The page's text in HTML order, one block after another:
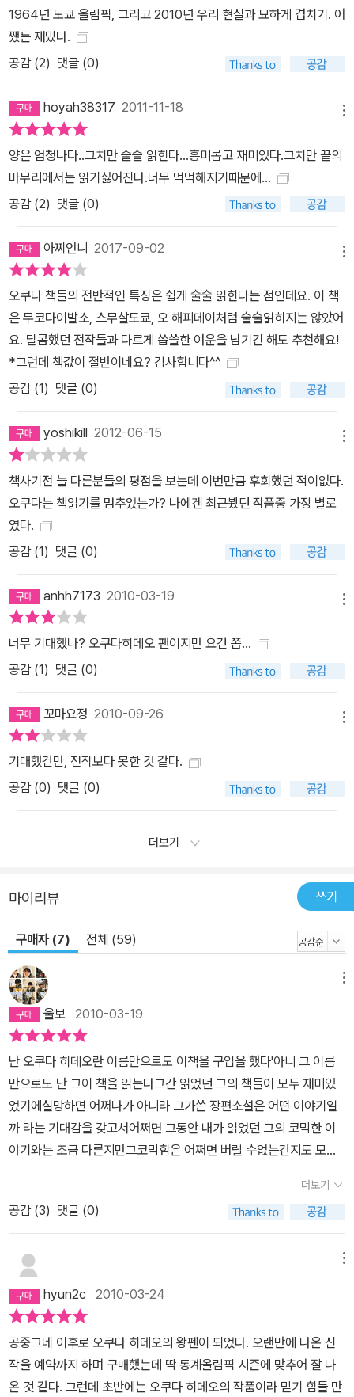
리고 싶었습니다.”(오쿠다 히데오) 외면적으로는 밝고 활기차며, 엄
청난 번영을 이뤄가는 도쿄가 있지만, 그 뒤쪽으로 갖은 고생을 하면
서도 아무런 혜택을 받지 못하는 가난한 시골이 있다. 애초 작가는 이
를 숙명적으로 양면에 교묘하게 거쳐진 인생을 살아가는 도쿄대생을
주인공으로 삼아 자연스럽게 전달한다. 그리고 범죄 서스펜스의 모양
새를 취하고 있으나, 그 이면에서 개인의 고독과 사회의 불평등과 부
조리 등 작가의 묵직한 메시지를 담아내는 소설로 완성시켰다. 이는
은 공감을 얻을 수 있을 것으로 보인다. 뿐만 아니라, 시마자키가 개탄
쳐지면서 젊은 독자에게도 크게 어필할 수 있을 것으로 보인다. 훌륭
한 범죄소설 혹은 서스펜스의 증거라고 한다면, 어느새 범인의 입장
으로 작품을 읽게 되는 독자들이라 할 수 있겠다. 《올림픽의 몸값》에
는 명백한 연쇄방화범이자 테러리스트가 등장한다. 하지만 이야기를
창조하고 구성하는 작가 오쿠다 히데오의 역량은 읽는 이로 하여금
서서히 범인의 편에 서게 하는 힘을 발휘한다. 인간적인 범죄자, 사회
에 대한 메시지 등을 엔터테인먼트적으로 풀어낸 《올림픽의 몸값》은
마쓰모토 세이초의 걸작 범죄소설 《모래 그릇》을 이을 만한 작품이라
고 해도 좋다.
1964년 도쿄 올림픽, 그리고 2010년 우리 현실과 묘하게 겹치기. 어
쨌든 재밌다.
공감 (2) 댓글 (0)
hoyah38317 2011-11-18
양은 엄청나다..그치만 술술 읽힌다...흥미롭고 재미있다.그치만 끝의
마무리에서는 읽기싫어진다.너무 먹먹해지기때문에...
공감 (2) 댓글 (0)
아찌언니 2017-09-02
오쿠다 책들의 전반적인 특징은 쉽게 술술 읽힌다는 점인데요. 이 책
은 무코다이발소, 스무살도쿄, 오 해피데이처럼 술술읽히지는 않았어
요. 달콤했던 전작들과 다르게 씁쓸한 여운을 남기긴 해도 추천해요!
*그런데 책값이 절반이네요? 감사합니다^^
공감 (1) 댓글 (0)
yoshikill 2012-06-15
책사기전 늘 다른분들의 평점을 보는데 이번만큼 후회했던 적이없다.
오쿠다는 책읽기를 멈추었는가? 나에겐 최근봤던 작품중 가장 별로
였다.
공감 (1) 댓글 (0)
anhh7173 2010-03-19
너무 기대했나? 오쿠다히데오 팬이지만 요건 쫌...
공감 (1) 댓글 (0)
꼬마요정 2010-09-26
기대했건만, 전작보다 못한 것 같다.
공감 (0) 댓글 (0)
더보기
마이리뷰 쓰기
구매자 (7) 전체 (59)
울보 2010-03-19
난 오쿠다 히데오란 이름만으로도 이책을 구입을 했다'아니 그 이름
만으로도 난 그이 책을 읽는다그간 읽었던 그의 책들이 모두 재미있
었기에실망하면 어쩌나가 아니라 그가쓴 장편소설은 어떤 이야기일
까 라는 기대감을 갖고서어쩌면 그동안 내가 읽었던 그의 코믹한 이
야기와는 조금 다른지만그코믹함은 어쩌면 버릴 수없는건지도 모르
끝나고 일본은 다시 살아나기 위해서 정말 많이 애를 썼다그건 우리
나라도 마찬가지이다 어느나라건 부국이 되기 위해서 정말 열심히 노
력을 한다일본이란 나라는 작은 땅덩어리에서 살아남기 위해서 얼마
나 치열하게 노력을 했을까우리나라도 88올림픽을 치루면서 아주 빠
개최하면 여러나라에 이름이 알려지고 경제도 발전하고 경기가 좋아
지기 나름이다 그래서 인지 큰경기를 유치하기 위해서 많이들 노력을
한다, 큰경기를 치루고 나면 달라진다는것은 사실이다일본도 올림픽
을 앞두고 도로 정비며 아파트촌을 만들고 ,,그시대를 배경으로 이야
더보기
공감 (3) 댓글 (0)
hyun2c 2010-03-24
공중그네 이후로 오쿠다 히데오의 왕펜이 되었다. 오랜만에 나온 신
작을 예약까지 하며 구매했는데 딱 동계올림픽 시즌에 맞추어 잘 나
온 것 같다. 그런데 초반에는 오쿠다 히데오의 작품이라 믿기 힘들 만